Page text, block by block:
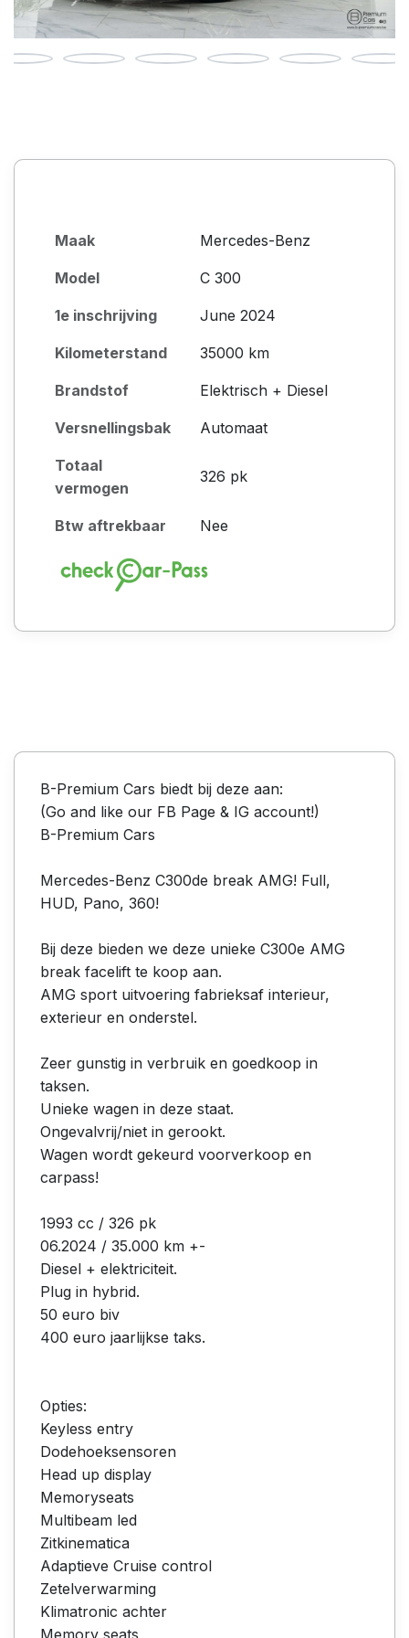
Maak Mercedes-Benz
Model C 300
1e inschrijving June 2024
Kilometerstand 35000 km
Brandstof Elektrisch + Diesel
Versnellingsbak Automaat
Totaal
vermogen
326 pk
Btw aftrekbaar Nee
B-Premium Cars biedt bij deze aan:
(Go and like our FB Page & IG account!)
B-Premium Cars
Mercedes-Benz C300de break AMG! Full,
HUD, Pano, 360!
Bij deze bieden we deze unieke C300e AMG
break facelift te koop aan.
AMG sport uitvoering fabrieksaf interieur,
exterieur en onderstel.
Zeer gunstig in verbruik en goedkoop in
taksen.
Unieke wagen in deze staat.
Ongevalvrij/niet in gerookt.
Wagen wordt gekeurd voorverkoop en
carpass!
1993 cc / 326 pk
06.2024 / 35.000 km +-
Diesel + elektriciteit.
Plug in hybrid.
50 euro biv
400 euro jaarlijkse taks.
Opties:
Keyless entry
Dodehoeksensoren
Head up display
Memoryseats
Multibeam led
Zitkinematica
Adaptieve Cruise control
Zetelverwarming
Klimatronic achter
Memory seats